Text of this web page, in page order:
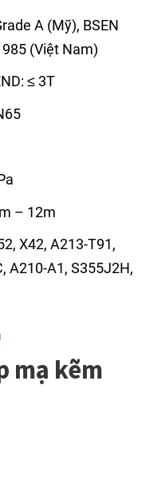
A (Mỹ), BSEN
(Việt Nam)
≤ 3T
– 12m
X42, A213-T91,
A210-A1, S355J2H,
mạ kẽm